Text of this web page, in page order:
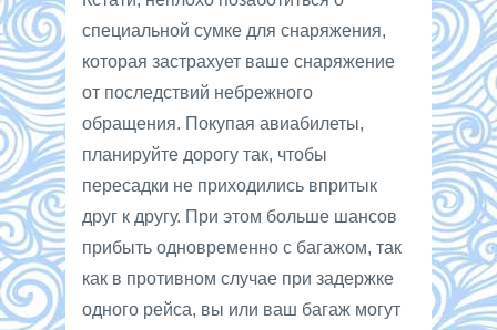
специальной сумке для снаряжения,
которая застрахует ваше снаряжение
от последствий небрежного
обращения. Покупая авиабилеты,
планируйте дорогу так, чтобы
пересадки не приходились впритык
друг к другу. При этом больше шансов
прибыть одновременно с багажом, так
как в противном случае при задержке
одного рейса, вы или ваш багаж могут